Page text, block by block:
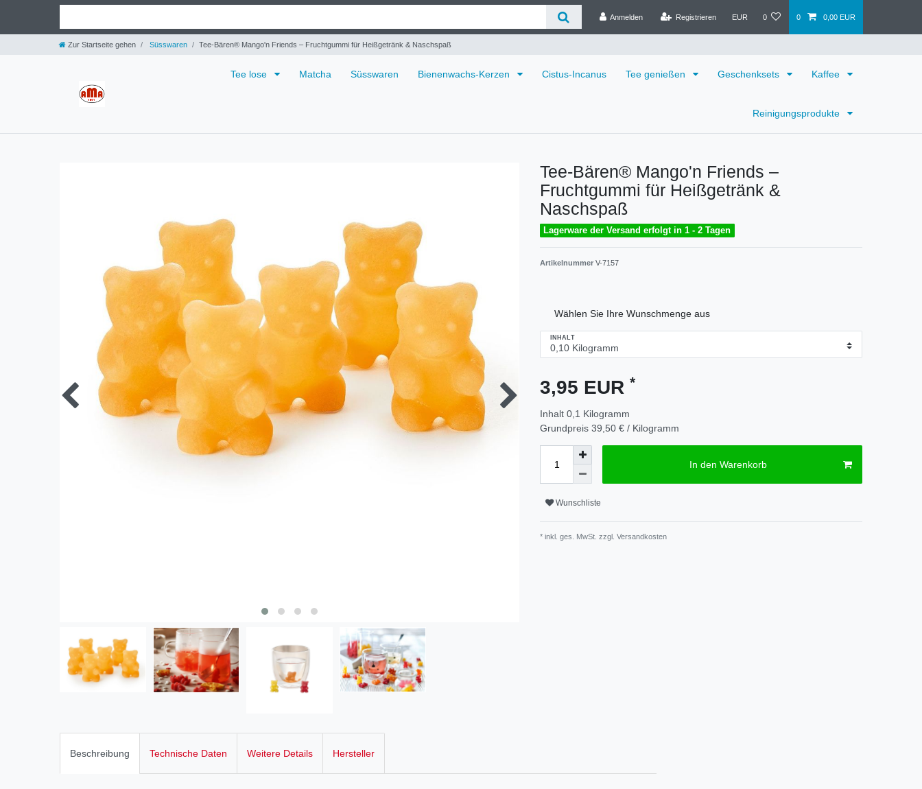
Anmelden Registrieren EUR 0 0 0,00 EUR
Zur Startseite gehen Süsswaren Tee-Bären® Mango'n Friends – Fruchtgummi für Heißgetränk & Naschspaß
Tee lose Matcha Süsswaren Bienenwachs-Kerzen Cistus-Incanus Tee genießen Geschenksets Kaffee
Reinigungsprodukte
Tee-Bären® Mango'n Friends –
Fruchtgummi für Heißgetränk &
Naschspaß
Lagerware der Versand erfolgt in 1 - 2 Tagen
Artikelnummer V-7157
Wählen Sie Ihre Wunschmenge aus
INHALT
3,95 EUR *
Inhalt 0,1 Kilogramm
Grundpreis 39,50 € / Kilogramm
In den Warenkorb
Wunschliste
* inkl. ges. MwSt. zzgl. Versandkosten
Beschreibung Technische Daten Weitere Details Hersteller